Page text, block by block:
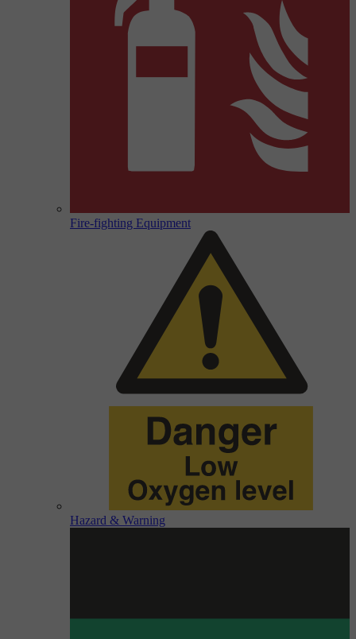
Fire-fighting Equipment
Hazard & Warning